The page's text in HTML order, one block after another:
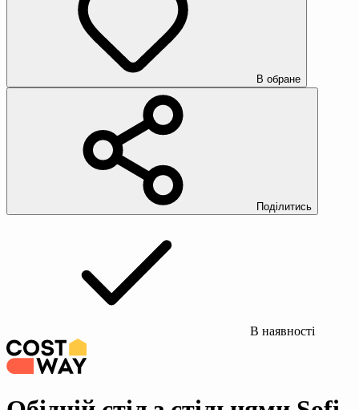
В обране
Поділитись
В наявності